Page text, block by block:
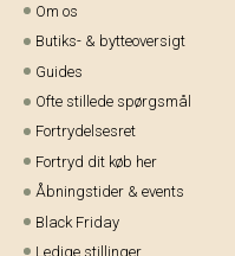
Om os
Butiks- & bytteoversigt
Guides
Ofte stillede spørgsmål
Fortrydelsesret
Fortryd dit køb her
Åbningstider & events
Black Friday
Ledige stillinger